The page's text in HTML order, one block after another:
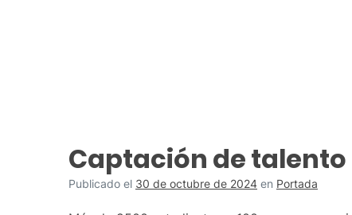
Captación de talento
Publicado el 30 de octubre de 2024 en Portada